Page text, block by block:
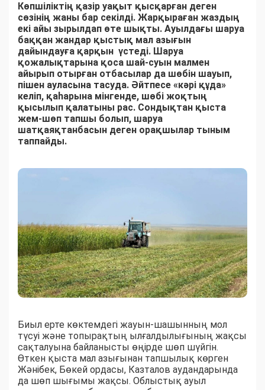
Көпшіліктің қазір уақыт қысқарған деген
сөзінің жаны бар секілді. Жарқыраған жаздың
екі айы зырылдап өте шықты. Ауылдағы шаруа
баққан жандар қыстық мал азығын
дайындауға қарқын үстеді. Шаруа
қожалықтарына қоса шай-суын малмен
айырып отырған отбасылар да шөбін шауып,
пішен ауласына тасуда. Әйтпесе «кәрі құда»
келіп, қаһарына мінгенде, шөбі жоқтың
қысылып қалатыны рас. Сондықтан қыста
жем-шөп тапшы болып, шаруа
шатқаяқтанбасын деген орақшылар тыным
таппайды.
Биыл ерте көктемдегі жауын-шашынның мол
түсуі және топырақтың ылғалдылығының жақсы
сақталуына байланысты өңірде шөп шүйгін.
Өткен қыста мал азығынан тапшылық көрген
Жәнібек, Бөкей ордасы, Казталов аудандарында
да шөп шығымы жақсы. Облыстық ауыл